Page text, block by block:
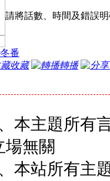
請將話數、時間及錯誤
番
收藏
轉播
本主題所有
場無關
本站所有主